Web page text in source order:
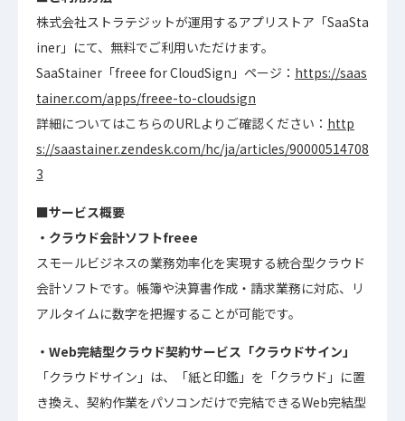
株式会社ストラテジットが運用するアプリストア「SaaSta
iner」にて、無料でご利用いただけます。
SaaStainer「freee for CloudSign」ページ： https://saas
tainer.com/apps/freee-to-cloudsign
詳細についてはこちらのURLよりご確認ください： http
s://saastainer.zendesk.com/hc/ja/articles/90000514708
3
■サービス概要
・クラウド会計ソフトfreee
スモールビジネスの業務効率化を実現する統合型クラウド
会計ソフトです。帳簿や決算書作成・請求業務に対応、リ
アルタイムに数字を把握することが可能です。
・Web完結型クラウド契約サービス「クラウドサイン」
「クラウドサイン」は、「紙と印鑑」を「クラウド」に置
き換え、契約作業をパソコンだけで完結できるWeb完結型